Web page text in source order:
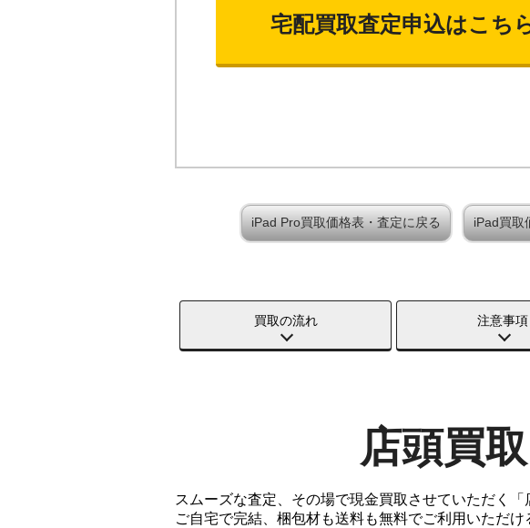
宅配買取査定申込はこち
iPad Pro買取価格表・査定に戻る iPad買取
買取の流れ 注意事項
店頭買
スムーズな査定、その場で現金買取させていただく「
ご自宅で完結、梱包材も送料も無料でご利用いただ